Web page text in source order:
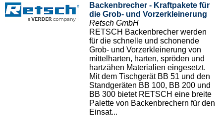
Backenbrecher - Kraftpakete für
die Grob- und Vorzerkleinerung
Retsch GmbH
RETSCH Backenbrecher werden
für die schnelle und schonende
Grob- und Vorzerkleinerung von
mittelharten, harten, spröden und
hartzähen Materialien eingesetzt.
Mit dem Tischgerät BB 51 und den
Standgeräten BB 100, BB 200 und
BB 300 bietet RETSCH eine breite
Palette von Backenbrechern für den
Einsat...